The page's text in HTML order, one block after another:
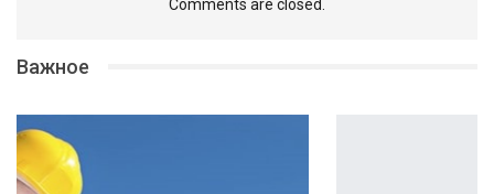
Comments are closed.
Важное